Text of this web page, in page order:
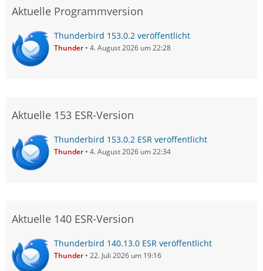
Aktuelle Programmversion
Thunderbird 153.0.2 veröffentlicht
Thunder 4. August 2026 um 22:28
Aktuelle 153 ESR-Version
Thunderbird 153.0.2 ESR veröffentlicht
Thunder 4. August 2026 um 22:34
Aktuelle 140 ESR-Version
Thunderbird 140.13.0 ESR veröffentlicht
Thunder 22. Juli 2026 um 19:16